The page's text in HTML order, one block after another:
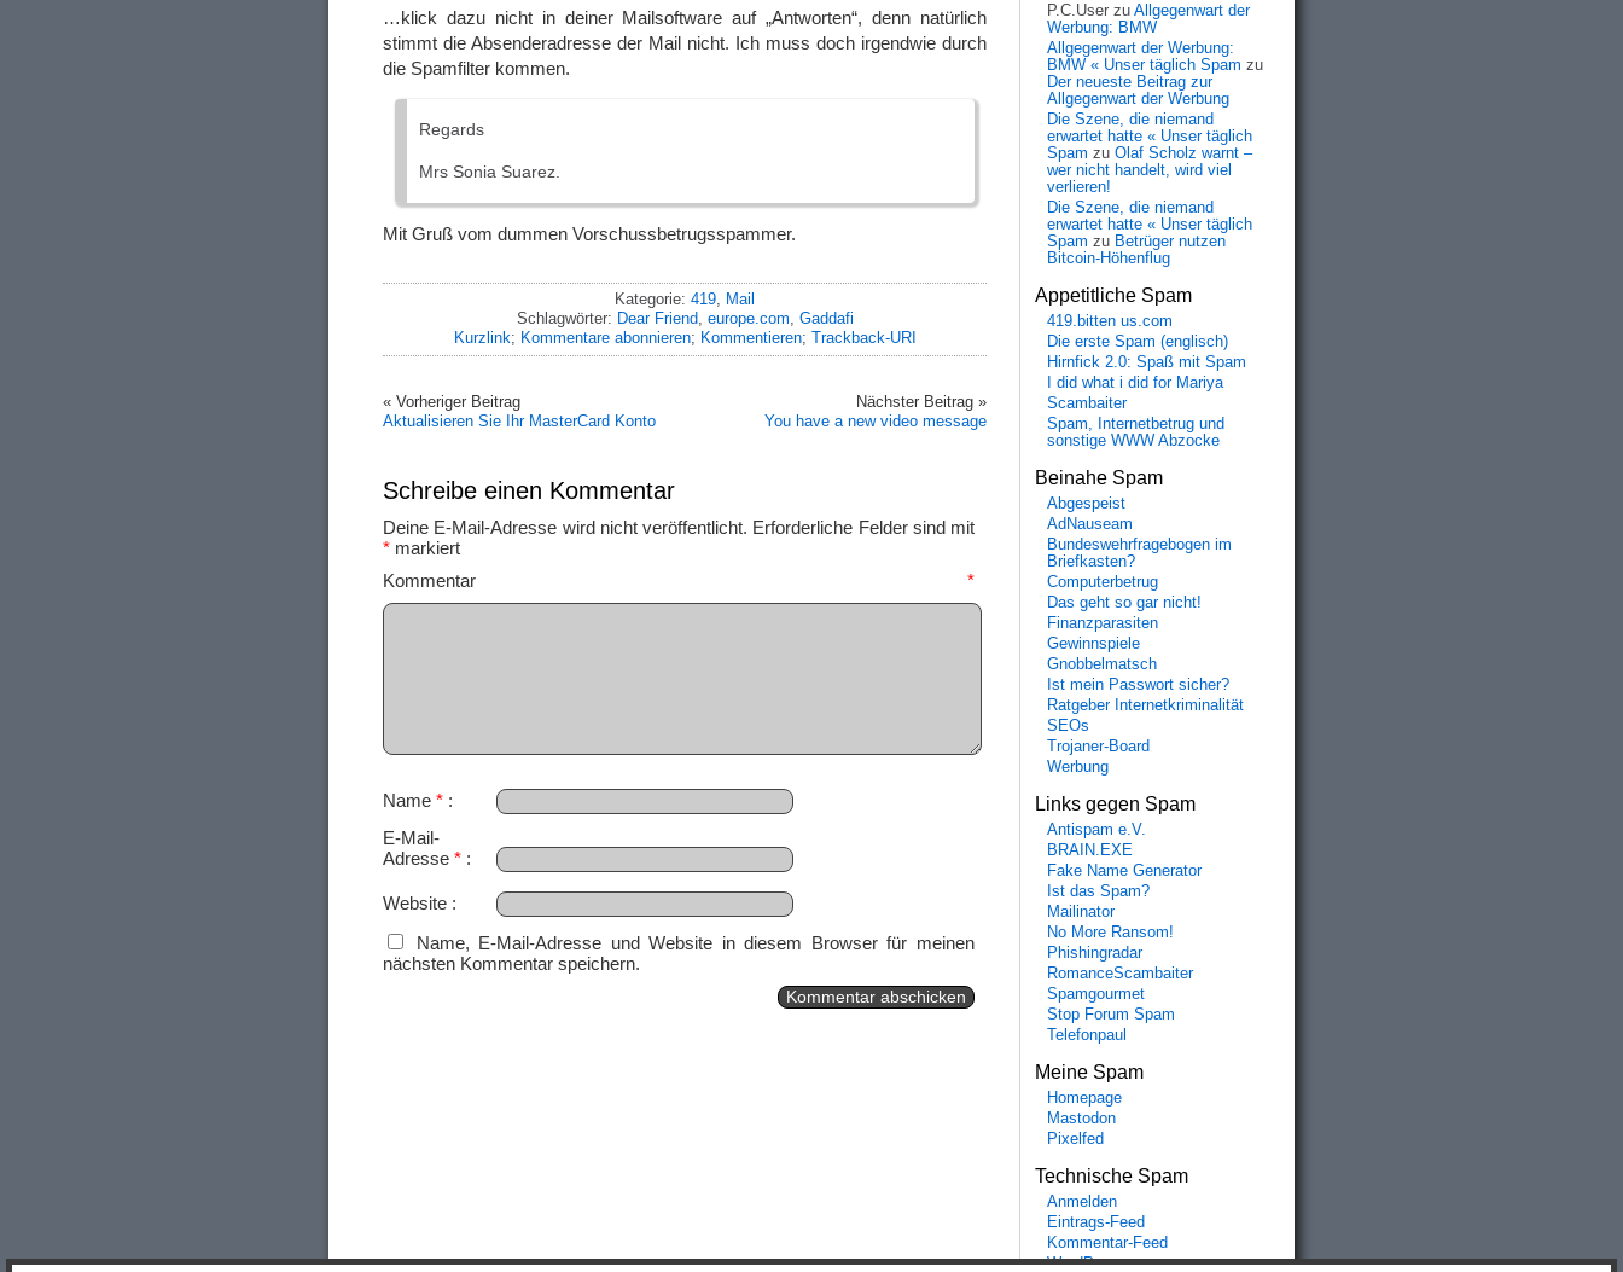
…klick dazu nicht in deiner Mailsoftware auf „Antworten“, denn natürlich
stimmt die Absenderadresse der Mail nicht. Ich muss doch irgendwie durch
die Spamfilter kommen.
Regards
Mrs Sonia Suarez.
Mit Gruß vom dummen Vorschussbetrugsspammer.
Kategorie: 419, Mail
Schlagwörter: Dear Friend, europe.com, Gaddafi
Kurzlink; Kommentare abonnieren; Kommentieren; Trackback-URI
« Vorheriger Beitrag
Aktualisieren Sie Ihr MasterCard Konto
Nächster Beitrag »
You have a new video message
Schreibe einen Kommentar
Deine E-Mail-Adresse wird nicht veröffentlicht. Erforderliche Felder sind mit
* markiert
Kommentar *
Name *
E-Mail-
Adresse *
Website
Name, E-Mail-Adresse und Website in diesem Browser für meinen
nächsten Kommentar speichern.
P.C.User zu Allgegenwart der
Werbung: BMW
Allgegenwart der Werbung:
BMW « Unser täglich Spam zu
Der neueste Beitrag zur
Allgegenwart der Werbung
Die Szene, die niemand
erwartet hatte « Unser täglich
Spam zu Olaf Scholz warnt –
wer nicht handelt, wird viel
verlieren!
Die Szene, die niemand
erwartet hatte « Unser täglich
Spam zu Betrüger nutzen
Bitcoin-Höhenflug
Appetitliche Spam
419.bitten us.com
Die erste Spam (englisch)
Hirnfick 2.0: Spaß mit Spam
I did what i did for Mariya
Scambaiter
Spam, Internetbetrug und
sonstige WWW Abzocke
Beinahe Spam
Abgespeist
AdNauseam
Bundeswehrfragebogen im
Briefkasten?
Computerbetrug
Das geht so gar nicht!
Finanzparasiten
Gewinnspiele
Gnobbelmatsch
Ist mein Passwort sicher?
Ratgeber Internetkriminalität
SEOs
Trojaner-Board
Werbung
Links gegen Spam
Antispam e.V.
BRAIN.EXE
Fake Name Generator
Ist das Spam?
Mailinator
No More Ransom!
Phishingradar
RomanceScambaiter
Spamgourmet
Stop Forum Spam
Telefonpaul
Meine Spam
Homepage
Mastodon
Pixelfed
Technische Spam
Anmelden
Eintrags-Feed
Kommentar-Feed
WordPress.org